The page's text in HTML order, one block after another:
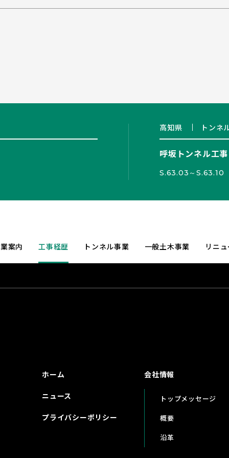
高知県 トンネ
呼坂トンネル工事
S.63.03～S.63.10
案内 工事経歴 トンネル事業 一般土木事業 リニ
ホーム
ニュース
プライバシーポリシー
会社情報
トップメッセージ
概要
沿革